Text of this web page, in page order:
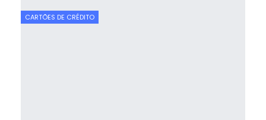
CARTÕES DE CRÉDITO